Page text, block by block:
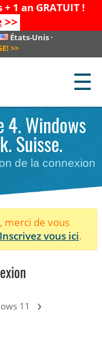
1 an GRATUIT !
>>
États-Unis ·
>>
☰
4. Windows
Suisse.
de la connexion
merci de vous
Inscrivez vous ici.
11 ›